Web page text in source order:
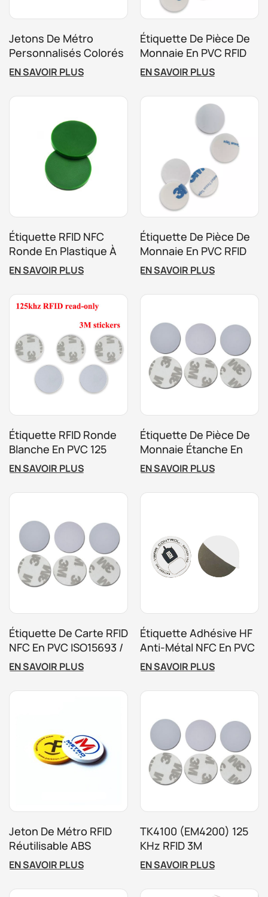
Jetons De Métro
Personnalisés Colorés
20 Mm, 22 Mm, 30 Mm,
ABS 13,56 MHz, 125
KHz, RFID
EN SAVOIR PLUS
Étiquette De Pièce De
Monnaie En PVC RFID
860-960 MHz 13,56
MHz Carte De Pièce De
Monnaie RFID 125 KHz
EN SAVOIR PLUS
Étiquette RFID NFC
Ronde En Plastique À
Impression
Personnalisée
EN SAVOIR PLUS
Étiquette De Pièce De
Monnaie En PVC RFID
De Taille Personnalisée
860-960 MHz 13,56
MHz Carte De Pièce De
EN SAVOIR PLUS
Étiquette RFID Ronde
Blanche En PVC 125
KHz TK4100 EM4305
EN SAVOIR PLUS
Étiquette De Pièce De
Monnaie Étanche En
PVC RFID HF
EN SAVOIR PLUS
Étiquette De Carte RFID
NFC En PVC ISO15693 /
ISO14443A 13,56 MHz
EN SAVOIR PLUS
Étiquette Adhésive HF
Anti-Métal NFC En PVC
Rigide Pour Pièce De
Monnaie
EN SAVOIR PLUS
Jeton De Métro RFID
Réutilisable ABS
Personnalisé
EN SAVOIR PLUS
TK4100 (EM4200) 125
KHz RFID 3M
Autocollants Pièces 25
Mm
EN SAVOIR PLUS